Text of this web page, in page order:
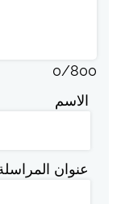
0/800
الاسم
عنوان